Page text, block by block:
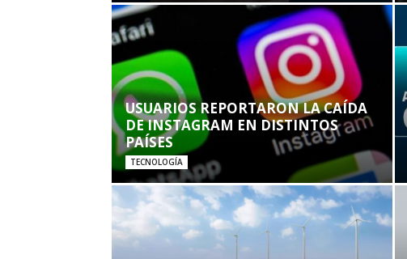
USUARIOS REPORTARON LA CAÍDA
DE INSTAGRAM EN DISTINTOS
PAÍSES
TECNOLOGÍA